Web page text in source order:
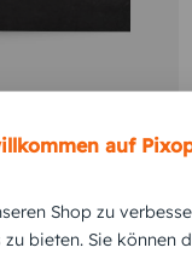
auf
Shop zu
bieten. Sie können